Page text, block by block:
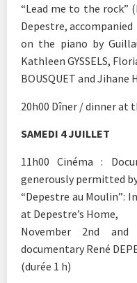
“Lead me to the rock”
Depestre, accompanied
on the piano by
Kathleen GYSSELS,
BOUSQUET and Jihane
20h00 Dîner / dinner at
SAMEDI 4 JUILLET
11h00 Cinéma :
generously permitted
“Depestre au Moulin”:
at Depestre’s Home,
November 2nd and
documentary René
(durée 1 h)